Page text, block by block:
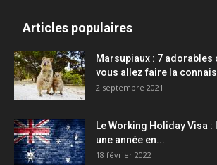
Articles populaires
Marsupiaux : 7
vous allez faire la
2 septembre 2021
Le Working Holiday Visa
une année en...
18 février 2022